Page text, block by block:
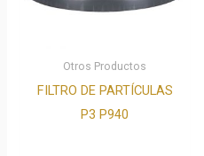
Otros Productos
FILTRO DE PARTÍCULAS
P3 P940